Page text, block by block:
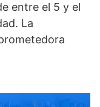
entre el 5 y el
La